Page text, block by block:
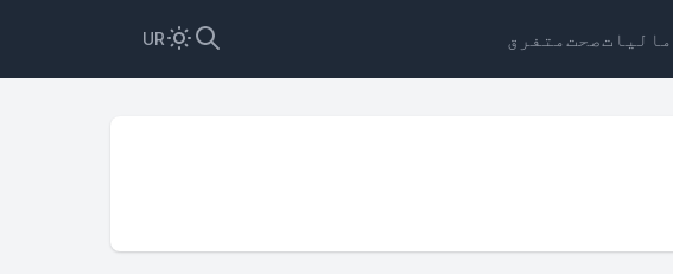
مالیاتصحتمتفرق UR